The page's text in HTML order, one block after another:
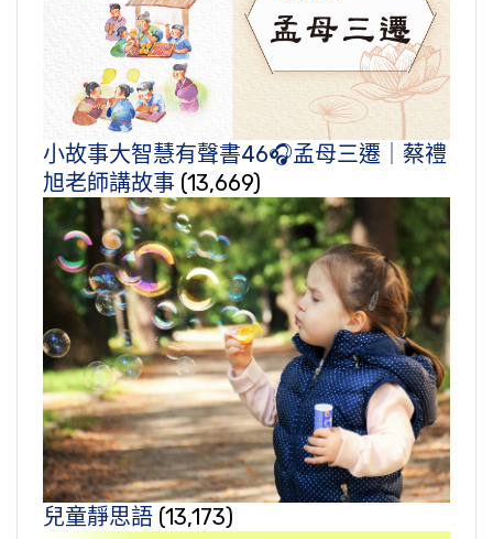
小故事大智慧有聲書46🎧孟母三遷｜蔡禮
旭老師講故事 (13,669)
兒童靜思語 (13,173)